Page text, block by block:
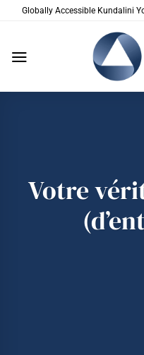
PasserGlobally Accessible Kundalini
Votre